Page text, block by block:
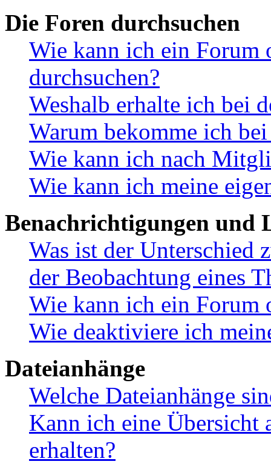
Die Foren durchsuchen
Wie kann ich ein Forum
durchsuchen?
Weshalb erhalte ich bei
Warum bekomme ich
Wie kann ich nach
Wie kann ich meine
Benachrichtigungen und
Was ist der Unterschied
der Beobachtung eines
Wie kann ich ein Forum
Wie deaktiviere ich
Dateianhänge
Welche Dateianhänge
Kann ich eine Übersicht
erhalten?